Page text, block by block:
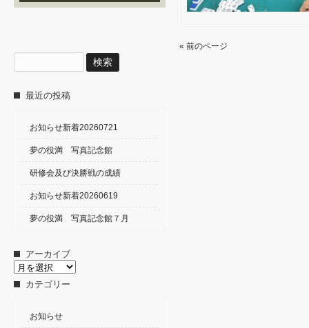
« 前のページ
索:
最近の投稿
お知らせ新着20260721
夢の役満 写真記念館
研修会及び決勝戦の成績
お知らせ新着20260619
夢の役満 写真記念館７月
アーカイブ
ア
カテゴリー
お知らせ